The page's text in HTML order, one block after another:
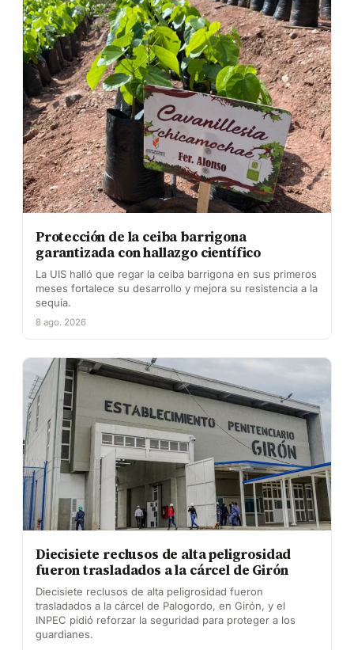
Protección de la ceiba barrigona
garantizada con hallazgo científico
La UIS halló que regar la ceiba barrigona en sus primeros
meses fortalece su desarrollo y mejora su resistencia a la
sequía.
8 ago. 2026
Diecisiete reclusos de alta peligrosidad
fueron trasladados a la cárcel de Girón
Diecisiete reclusos de alta peligrosidad fueron
trasladados a la cárcel de Palogordo, en Girón, y el
INPEC pidió reforzar la seguridad para proteger a los
guardianes.